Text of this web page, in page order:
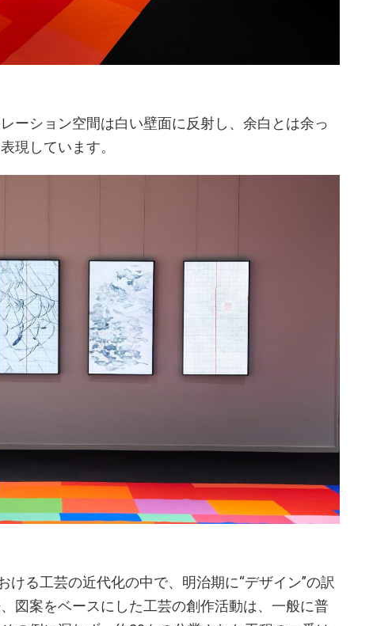
ーション空間は白い壁面に反射し、余白とは余っ
現しています。
ける工芸の近代化の中で、明治期に“デザイン”の訳
図案をベースにした工芸の創作活動は、一般に普